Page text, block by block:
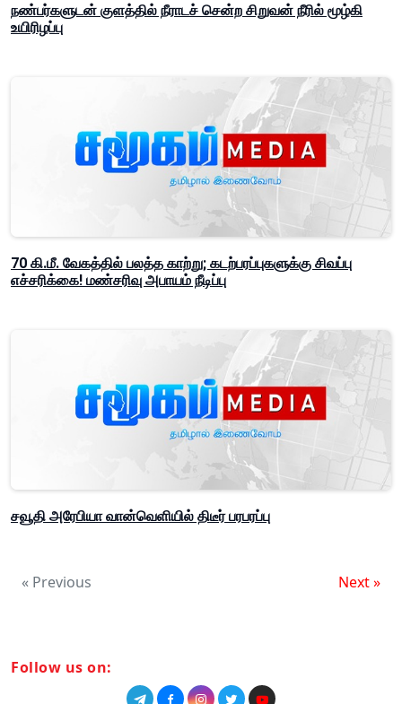
நண்பர்களுடன் குளத்தில் நீராடச் சென்ற சிறுவன் நீரில் மூழ்கி
உயிரிழப்பு
70 கி.மீ. வேகத்தில் பலத்த காற்று; கடற்பரப்புகளுக்கு சிவப்பு
எச்சரிக்கை! மண்சரிவு அபாயம் நீடிப்பு
சவூதி அரேபியா வான்வெளியில் திடீர் பரபரப்பு
« Previous Next »
Follow us on: